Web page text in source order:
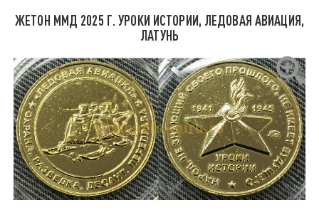
ЖЕТОН ММД 2025 Г. УРОКИ ИСТОРИИ, ЛЕДОВАЯ АВИАЦИЯ,
ЛАТУНЬ